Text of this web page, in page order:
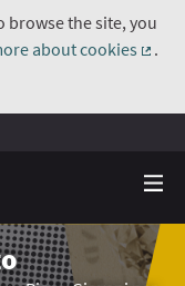
browse the site, you
about cookies
.